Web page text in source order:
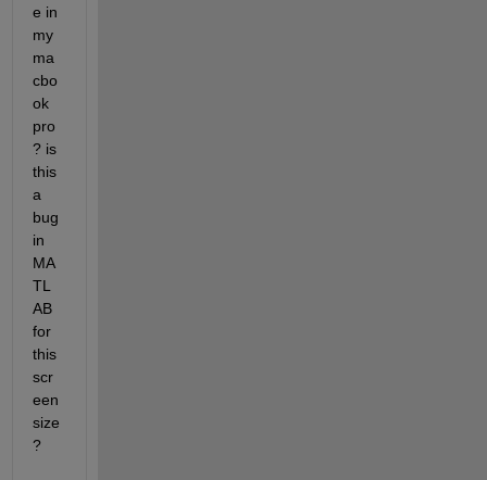
e in
my
ma
cbo
ok
pro
? is
this
a
bug
in
MA
TL
AB
for
this
scr
een
size
?